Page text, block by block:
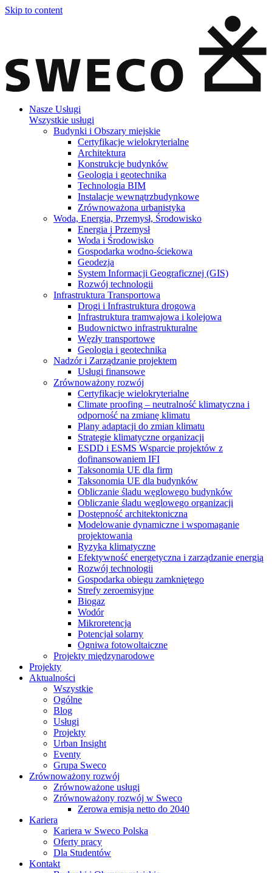
Skip to content
Nasze Usługi
Wszystkie usługi
Budynki i Obszary miejskie
Certyfikacje wielokryterialne
Architektura
Konstrukcje budynków
Geologia i geotechnika
Technologia BIM
Instalacje wewnątrzbudynkowe
Zrównoważona urbanistyka
Woda, Energia, Przemysł, Środowisko
Energia i Przemysł
Woda i Środowisko
Gospodarka wodno-ściekowa
Geodezja
System Informacji Geograficznej (GIS)
Rozwój technologii
Infrastruktura Transportowa
Drogi i Infrastruktura drogowa
Infrastruktura tramwajowa i kolejowa
Budownictwo infrastrukturalne
Węzły transportowe
Geologia i geotechnika
Nadzór i Zarządzanie projektem
Usługi finansowe
Zrównoważony rozwój
Certyfikacje wielokryterialne
Climate proofing – neutralność klimatyczna i
odporność na zmianę klimatu
Plany adaptacji do zmian klimatu
Strategie klimatyczne organizacji
ESDD i ESMS Wsparcie projektów z
dofinansowaniem IFI
Taksonomia UE dla firm
Taksonomia UE dla budynków
Obliczanie śladu węglowego budynków
Obliczanie śladu węglowego organizacji
Dostępność architektoniczna
Modelowanie dynamiczne i wspomaganie
projektowania
Ryzyka klimatyczne
Efektywność energetyczna i zarządzanie energią
Rozwój technologii
Gospodarka obiegu zamkniętego
Strefy zeroemisyjne
Biogaz
Wodór
Mikroretencja
Potencjał solarny
Ogniwa fotowoltaiczne
Projekty międzynarodowe
Projekty
Aktualności
Wszystkie
Ogólne
Blog
Usługi
Projekty
Urban Insight
Eventy
Grupa Sweco
Zrównoważony rozwój
Zrównoważone usługi
Zrównoważony rozwój w Sweco
Zerowa emisja netto do 2040
Kariera
Kariera w Sweco Polska
Oferty pracy
Dla Studentów
Kontakt